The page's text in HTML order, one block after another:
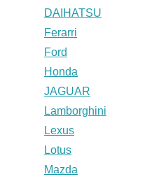
DAIHATSU
Ferarri
Ford
Honda
JAGUAR
Lamborghini
Lexus
Lotus
Mazda